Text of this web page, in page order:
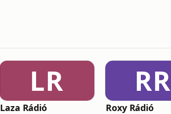
LR
Laza Rádió
RR
Roxy Rádió